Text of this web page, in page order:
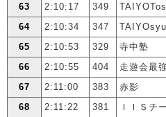
63
2:10:17 349
64
2:10:34 347
65
2:10:53 329
寺中塾
66
2:10:55 404
走遊会最強
67
2:11:00 383
赤影
68
2:11:22 381
ＩＩＳチ